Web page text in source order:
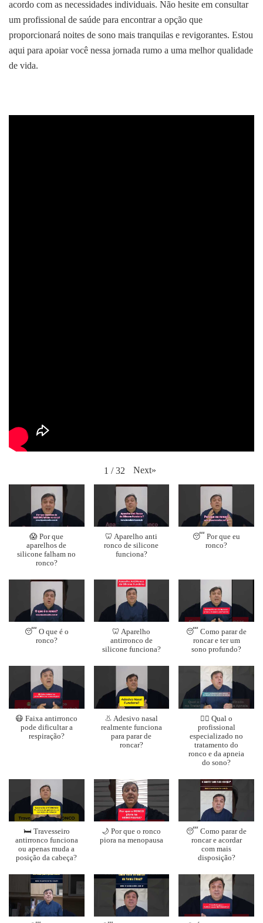
acordo com as necessidades individuais. Não hesite em consultar
um profissional de saúde para encontrar a opção que
proporcionará noites de sono mais tranquilas e revigorantes. Estou
aqui para apoiar você nessa jornada rumo a uma melhor qualidade
de vida.
1 / 32 Next»
😱 Por que
aparelhos de
silicone falham no
ronco?
🦷 Aparelho anti
ronco de silicone
funciona?
😴 Por que eu
ronco?
😴 O que é o
ronco?
🦷 Aparelho
antirronco de
silicone funciona?
😴 Como parar de
roncar e ter um
sono profundo?
😷 Faixa antirronco
pode dificultar a
respiração?
👃 Adesivo nasal
realmente funciona
para parar de
roncar?
👨‍⚕️ Qual o
profissional
especializado no
tratamento do
ronco e da apneia
do sono?
🛏️ Travesseiro
antirronco funciona
ou apenas muda a
posição da cabeça?
🌙 Por que o ronco
piora na menopausa
😴 Como parar de
roncar e acordar
com mais
disposição?